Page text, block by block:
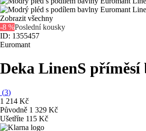
Zobrazit všechny
-8 %Poslední kousky
ID: 1355457
Euromant
Deka LinenS příměsí
(3)
1 214 Kč
Původně 1 329 Kč
Ušetříte 115 Kč